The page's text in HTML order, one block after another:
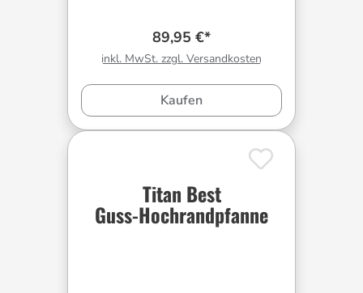
89,95 €*
inkl. MwSt. zzgl. Versandkosten
Kaufen
Titan Best
Guss-Hochrandpfanne